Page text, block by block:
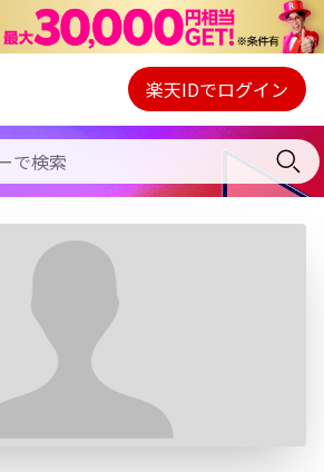
Webプレイヤー
ご契約内容の確認・変更
楽天IDでログイン